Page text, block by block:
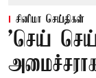
சினிமா செய்திகள்
'செய்